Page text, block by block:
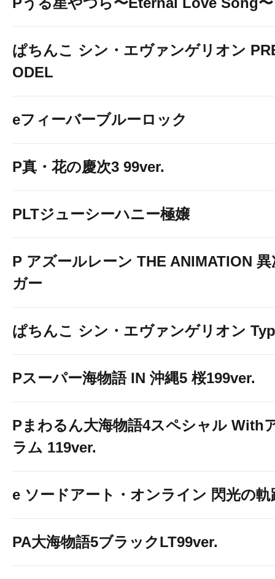
ぱちんこ シン・エヴァンゲリオン
ODEL
eフィーバーブルーロック
P真・花の慶次3 99ver.
PLTジューシーハニー極嬢
P アズールレーン THE ANIMATION
ガー
ぱちんこ シン・エヴァンゲリオン
Pスーパー海物語 IN 沖縄5 桜199ver.
Pまわるん大海物語4スペシャル With
ラム 119ver.
e ソードアート・オンライン 閃光の軌
PA大海物語5ブラックLT99ver.